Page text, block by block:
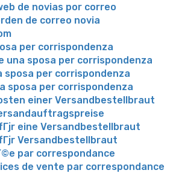
de novias por correo
de correo novia
per corrispondenza
una sposa per corrispondenza
sposa per corrispondenza
sposa per corrispondenza
einer Versandbestellbraut
eine Versandbestellbraut
Versandbestellbraut
par correspondance
de vente par correspondance